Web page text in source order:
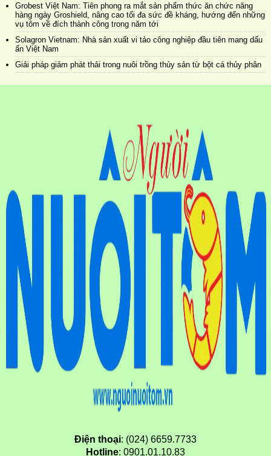
Grobest Việt Nam: Tiên phong ra mắt sản phẩm thức ăn chức năng
hàng ngày Groshield, nâng cao tối đa sức đề kháng, hướng đến những
vụ tôm về đích thành công trong năm tới
Solagron Vietnam: Nhà sản xuất vi tảo công nghiệp đầu tiên mang dấu
ấn Việt Nam
Giải pháp giảm phát thải trong nuôi trồng thủy sản từ bột cá thủy phân
Điện thoại: (024) 6659.7733
Hotline: 0901.01.10.83